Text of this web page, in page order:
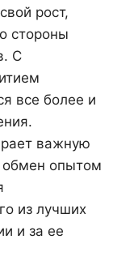
рост,
стороны
С
все более и
важную
обмен опытом
из лучших
и за ее